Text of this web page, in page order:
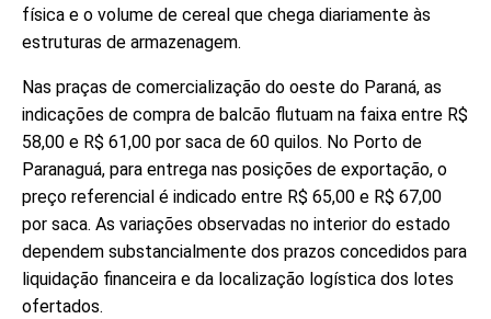
física e o volume de cereal que chega diariamente às
estruturas de armazenagem.
Nas praças de comercialização do oeste do Paraná, as
indicações de compra de balcão flutuam na faixa entre R$
58,00 e R$ 61,00 por saca de 60 quilos. No Porto de
Paranaguá, para entrega nas posições de exportação, o
preço referencial é indicado entre R$ 65,00 e R$ 67,00
por saca. As variações observadas no interior do estado
dependem substancialmente dos prazos concedidos para
liquidação financeira e da localização logística dos lotes
ofertados.